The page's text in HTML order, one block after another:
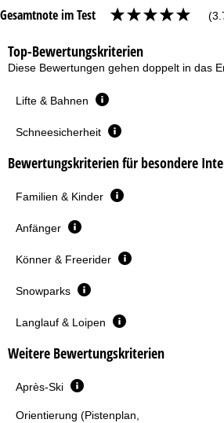
Gesamtnote im Test
Top-Bewertungskriterien
Diese Bewertungen gehen doppelt in das
Lifte & Bahnen
Schneesicherheit
Bewertungskriterien für besondere
Familien & Kinder
Anfänger
Könner & Freerider
Snowparks
Langlauf & Loipen
Weitere Bewertungskriterien
Après-Ski
Orientierung (Pistenplan,